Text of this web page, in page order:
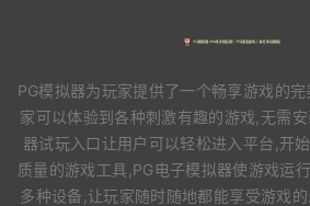
PG模拟器为玩家提供了一个畅享游戏的
家可以体验到各种刺激有趣的游戏,无需
器试玩入口让用户可以轻松进入平台,开
质量的游戏工具,PG电子模拟器使游戏运
多种设备,让玩家随时随地都能享受游戏